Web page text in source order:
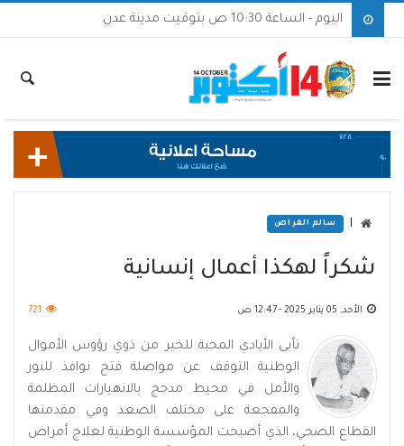
اليوم - الساعة 10:30 ص بتوقيت مدينة عدن
سالم الفراص
شكراً لهكذا أعمال إنسانية
الأحد, 05 يناير 2025 - 12:47 ص 721
تأبى الأيادي المحبة للخير من ذوي رؤوس الأموال
الوطنية التوقف عن مواصلة فتح نوافذ للنور
والأمل في محيط مدجج بالانهيارات المظلمة
والمفجعة على مختلف الصعد وفي مقدمتها
القطاع الصحي، الذي أصبحت المؤسسة الوطنية لعلاج أمراض